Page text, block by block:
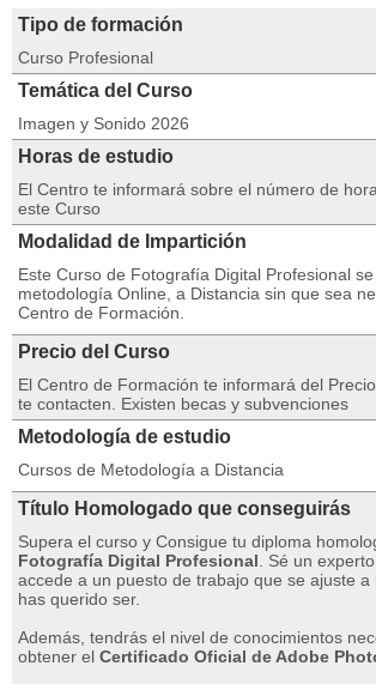
Tipo de formación
Curso Profesional
Temática del Curso
Imagen y Sonido 2026
Horas de estudio
El Centro te informará sobre el número de
este Curso
Modalidad de Impartición
Este Curso de Fotografía Digital Profesional
metodología Online, a Distancia sin que sea
Centro de Formación.
Precio del Curso
El Centro de Formación te informará del
te contacten. Existen becas y subvenciones
Metodología de estudio
Cursos de Metodología a Distancia
Título Homologado que conseguirás
Supera el curso y Consigue tu diploma
Fotografía Digital Profesional . Sé un
accede a un puesto de trabajo que se ajuste a
has querido ser.
Además, tendrás el nivel de conocimientos
obtener el Certificado Oficial de Adobe